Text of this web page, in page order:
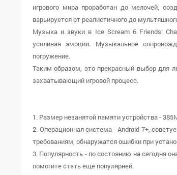
игрового мира проработан до мелочей,
варьируется от реалистичного до
Музыка и звуки в Ice Scream 6 Friends:
усиливая эмоции. Музыкальное
погружение.
Таким образом, это прекрасный выбор для
захватывающий игровой процесс.
1. Размер незанятой памяти устройства -
2. Операционная система - Android 7+,
требованиям, обнаружатся ошибки при
3. Популярность - по состоянию на сегодня
помогите стать еще популярней.